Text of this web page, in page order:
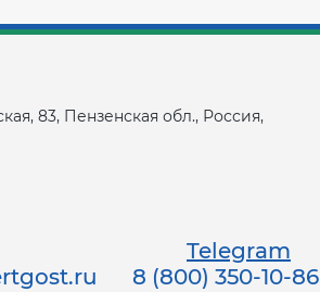
83, Пензенская обл., Россия,
Telegram
8 (800) 350-10-86